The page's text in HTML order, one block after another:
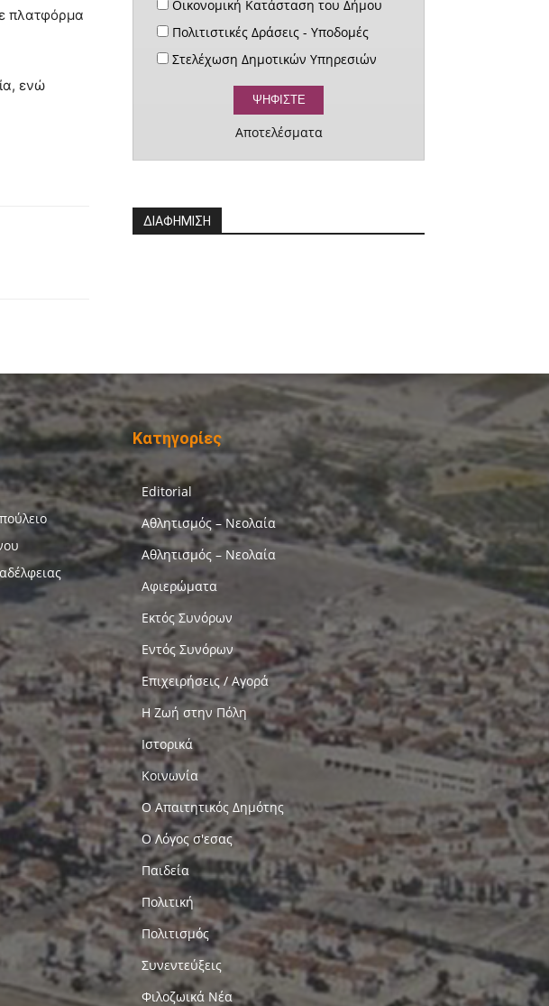
πλατφόρμα
ενώ
Οικονομική Κατάσταση του Δήμου
Πολιτιστικές Δράσεις - Υποδομές
Στελέχωση Δημοτικών Υπηρεσιών
Αποτελέσματα
ΔΙΑΦΗΜΙΣΗ
Κατηγορίες
Editorial
Αθλητισμός – Νεολαία
Αθλητισμός – Νεολαία
Αφιερώματα
Εκτός Συνόρων
Εντός Συνόρων
Επιχειρήσεις / Αγορά
Η Ζωή στην Πόλη
Ιστορικά
Κοινωνία
Ο Απαιτητικός Δημότης
Ο Λόγος σ'εσας
Παιδεία
Πολιτική
Πολιτισμός
Συνεντεύξεις
Φιλοζωικά Νέα